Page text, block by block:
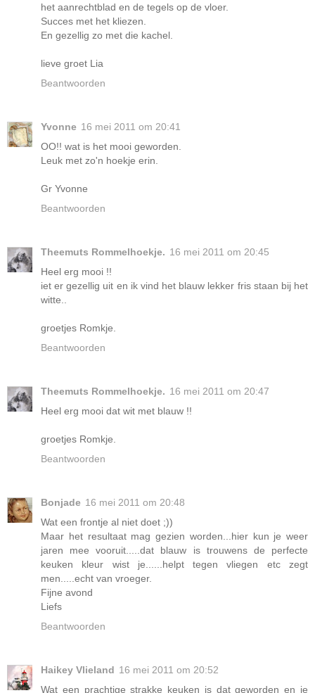
het aanrechtblad en de tegels op de vloer.
Succes met het kliezen.
En gezellig zo met die kachel.
lieve groet Lia
Beantwoorden
Yvonne 16 mei 2011 om 20:41
OO!! wat is het mooi geworden.
Leuk met zo'n hoekje erin.
Gr Yvonne
Beantwoorden
Theemuts Rommelhoekje. 16 mei 2011 om 20:45
Heel erg mooi !!
iet er gezellig uit en ik vind het blauw lekker fris staan bij het
witte..
groetjes Romkje.
Beantwoorden
Theemuts Rommelhoekje. 16 mei 2011 om 20:47
Heel erg mooi dat wit met blauw !!
groetjes Romkje.
Beantwoorden
Bonjade 16 mei 2011 om 20:48
Wat een frontje al niet doet ;))
Maar het resultaat mag gezien worden...hier kun je weer
jaren mee vooruit.....dat blauw is trouwens de perfecte
keuken kleur wist je......helpt tegen vliegen etc zegt
men.....echt van vroeger.
Fijne avond
Liefs
Beantwoorden
Haikey Vlieland 16 mei 2011 om 20:52
Wat een prachtige strakke keuken is dat geworden en je